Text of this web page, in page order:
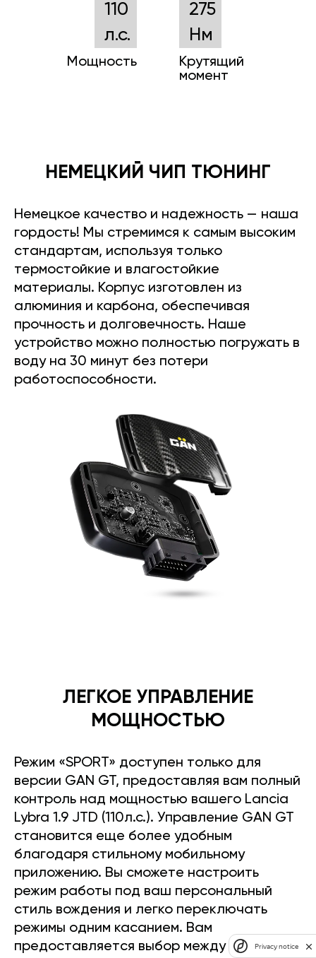
110
л.с.
Мощность
275
Нм
Крутящий
момент
НЕМЕЦКИЙ ЧИП ТЮНИНГ
Немецкое качество и надежность — наша
гордость! Мы стремимся к самым высоким
стандартам, используя только
термостойкие и влагостойкие
материалы. Корпус изготовлен из
алюминия и карбона, обеспечивая
прочность и долговечность. Наше
устройство можно полностью погружать в
воду на 30 минут без потери
работоспособности.
ЛЕГКОЕ УПРАВЛЕНИЕ
МОЩНОСТЬЮ
Режим «SPORT» доступен только для
версии GAN GT, предоставляя вам полный
контроль над мощностью вашего Lancia
Lybra 1.9 JTD (110л.с.). Управление GAN GT
становится еще более удобным
благодаря стильному мобильному
приложению. Вы сможете настроить
режим работы под ваш персональный
стиль вождения и легко переключать
режимы одним касанием. Вам
предоставляется выбор между
Privacy notice